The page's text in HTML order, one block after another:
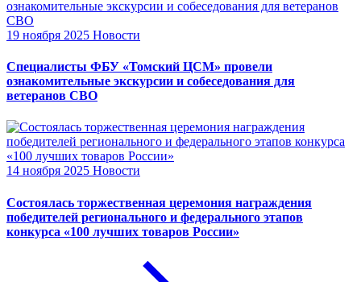
19 ноября 2025 Новости
Специалисты ФБУ «Томский ЦСМ» провели
ознакомительные экскурсии и собеседования для
ветеранов СВО
14 ноября 2025 Новости
Состоялась торжественная церемония награждения
победителей регионального и федерального этапов
конкурса «100 лучших товаров России»